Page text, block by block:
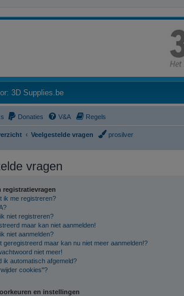
3D Supplies.be(Opens a new tab)
Donaties V&A Regels
Veelgestelde vragen prosilver
vragen
registratievragen
ik me registreren?
niet registreren?
maar kan niet aanmelden!
niet aanmelden?
geregistreerd maar kan nu niet meer aanmelden!?
niet meer!
ik automatisch afgemeld?
cookies"?
en instellingen